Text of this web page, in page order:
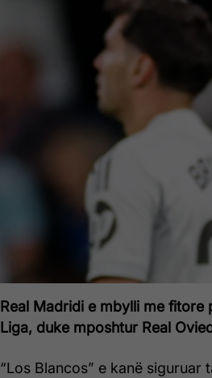
Real Madridi e mbylli me
Liga, duke mposhtur Real
“Los Blancos” e kanë siguruar